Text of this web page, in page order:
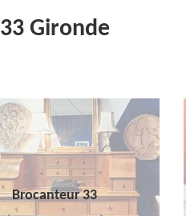
33 Gironde
Brocanteur 33